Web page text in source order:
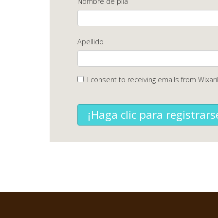
Apellido
I consent to receiving emails from
¡Haga clic para